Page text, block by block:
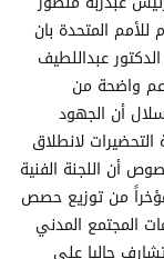
للأمم المتحدة بان
عبداللطيف
واضحة من
أن الجهود
لانطلاق
أن اللجنة الفنية
مؤخراً من توزيع حصص
المجتمع المدني
حاليا على